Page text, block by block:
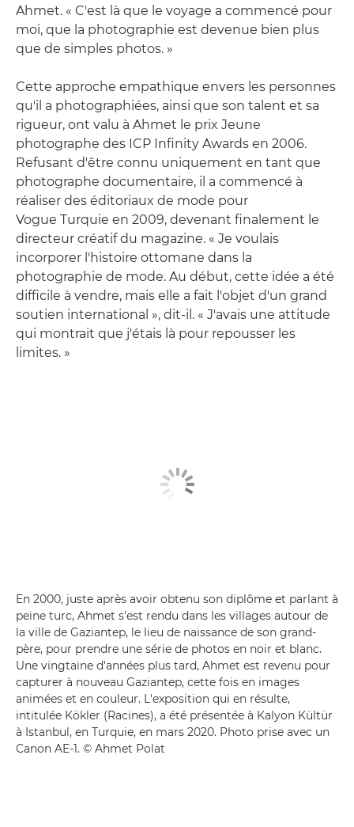
Ahmet. « C'est là que le voyage a commencé pour
moi, que la photographie est devenue bien plus
que de simples photos. »
Cette approche empathique envers les personnes
qu'il a photographiées, ainsi que son talent et sa
rigueur, ont valu à Ahmet le prix Jeune
photographe des ICP Infinity Awards en 2006.
Refusant d'être connu uniquement en tant que
photographe documentaire, il a commencé à
réaliser des éditoriaux de mode pour
Vogue Turquie en 2009, devenant finalement le
directeur créatif du magazine. « Je voulais
incorporer l'histoire ottomane dans la
photographie de mode. Au début, cette idée a été
difficile à vendre, mais elle a fait l'objet d'un grand
soutien international », dit-il. « J'avais une attitude
qui montrait que j'étais là pour repousser les
limites. »
En 2000, juste après avoir obtenu son diplôme et parlant à
peine turc, Ahmet s'est rendu dans les villages autour de
la ville de Gaziantep, le lieu de naissance de son grand-
père, pour prendre une série de photos en noir et blanc.
Une vingtaine d'années plus tard, Ahmet est revenu pour
capturer à nouveau Gaziantep, cette fois en images
animées et en couleur. L'exposition qui en résulte,
intitulée Kökler (Racines), a été présentée à Kalyon Kültür
à Istanbul, en Turquie, en mars 2020. Photo prise avec un
Canon AE-1. © Ahmet Polat